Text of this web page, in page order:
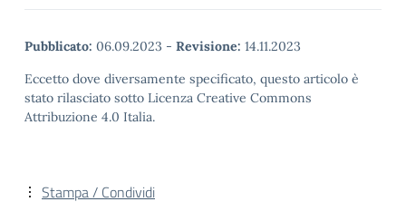
Pubblicato: 06.09.2023 - Revisione: 14.11.2023
Eccetto dove diversamente specificato, questo articolo è
stato rilasciato sotto Licenza Creative Commons
Attribuzione 4.0 Italia.
Stampa / Condividi